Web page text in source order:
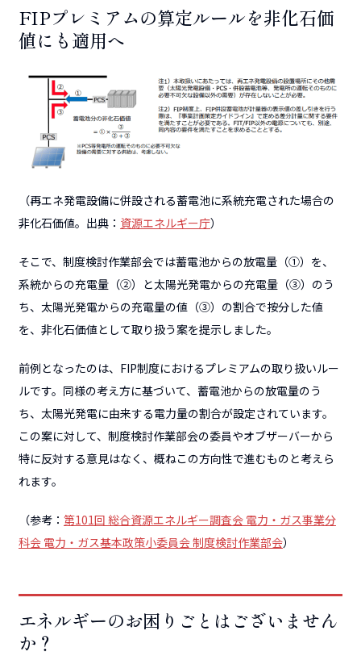
FIPプレミアムの算定ルールを非化石価
値にも適用へ
（再エネ発電設備に併設される蓄電池に系統充電された場合の
非化石価値。出典： 資源エネルギー庁）
そこで、制度検討作業部会では蓄電池からの放電量（①）を、
系統からの充電量（②）と太陽光発電からの充電量（③）のう
ち、太陽光発電からの充電量の値（③）の割合で按分した値
を、非化石価値として取り扱う案を提示しました。
前例となったのは、FIP制度におけるプレミアムの取り扱いルー
ルです。同様の考え方に基づいて、蓄電池からの放電量のう
ち、太陽光発電に由来する電力量の割合が設定されています。
この案に対して、制度検討作業部会の委員やオブザーバーから
特に反対する意見はなく、概ねこの方向性で進むものと考えら
れます。
（参考： 第101回 総合資源エネルギー調査会 電力・ガス事業分
科会 電力・ガス基本政策小委員会 制度検討作業部会）
エネルギーのお困りごとはございません
か？